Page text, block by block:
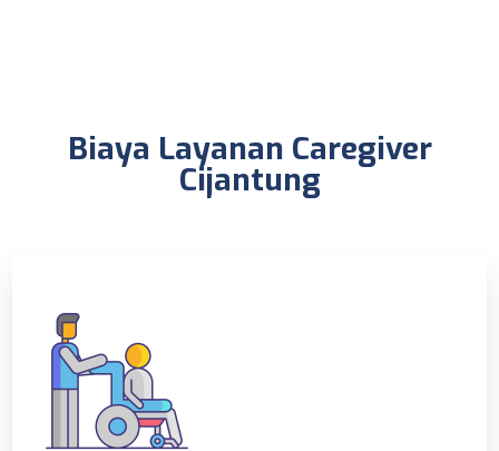
Biaya Layanan Caregiver
Cijantung